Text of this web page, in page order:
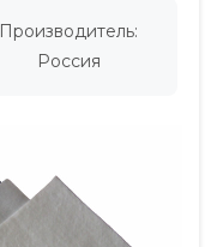
Производитель:
Россия